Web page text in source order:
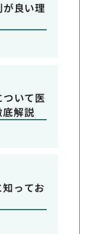
良い理
いて医
解説
ってお